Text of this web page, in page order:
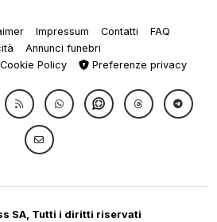
Impressum Contatti
FAQ
Annunci funebri
Policy Preferenze privacy
SA, Tutti i diritti riservati